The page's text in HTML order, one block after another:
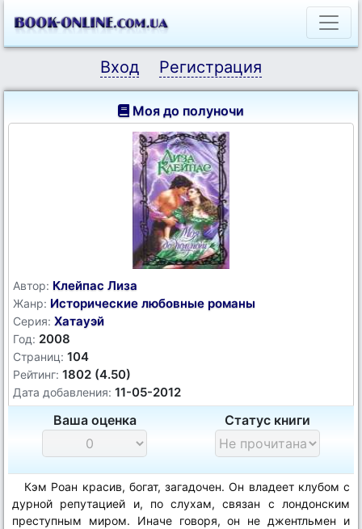
Вход Регистрация
Моя до полуночи
Автор: Клейпас Лиза
Жанр: Исторические любовные романы
Серия: Хатауэй
Год: 2008
Страниц: 104
Рейтинг: 1802 (4.50)
Дата добавления: 11-05-2012
Ваша оценка Статус книги
Кэм Роан красив, богат, загадочен. Он владеет клубом с
дурной репутацией и, по слухам, связан с лондонским
преступным миром. Иначе говоря, он не джентльмен и